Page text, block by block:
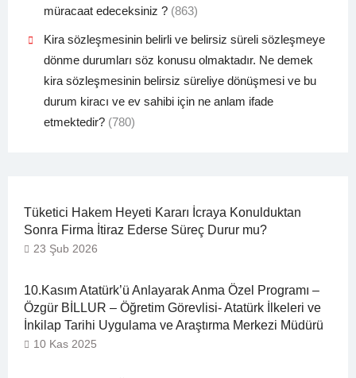
müracaat edeceksiniz ? (863)
Kira sözleşmesinin belirli ve belirsiz süreli sözleşmeye
dönme durumları söz konusu olmaktadır. Ne demek
kira sözleşmesinin belirsiz süreliye dönüşmesi ve bu
durum kiracı ve ev sahibi için ne anlam ifade
etmektedir? (780)
Tüketici Hakem Heyeti Kararı İcraya Konulduktan
Sonra Firma İtiraz Ederse Süreç Durur mu?
23 Şub 2026
10.Kasım Atatürk’ü Anlayarak Anma Özel Programı –
Özgür BİLLUR – Öğretim Görevlisi- Atatürk İlkeleri ve
İnkilap Tarihi Uygulama ve Araştırma Merkezi Müdürü
10 Kas 2025